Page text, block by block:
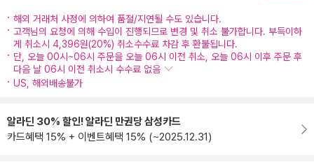
해외 거래처 사정에 의하여 품절/지연될 수도 있습니다.
고객님의 요청에 의해 수입이 진행되므로 변경 및 취소 불가합니다. 부득이하
게 취소시 4,396원(20%) 취소수수료 차감 후 환불됩니다.
단, 오늘 00시~06시 주문을 오늘 06시 이전 취소, 오늘 06시 이후 주문 후
다음 날 06시 이전 취소시 수수료 없음
US, 해외배송불가
알라딘 30% 할인! 알라딘 만권당 삼성카드
카드혜택 15% + 이벤트혜택 15% (~2025.12.31)